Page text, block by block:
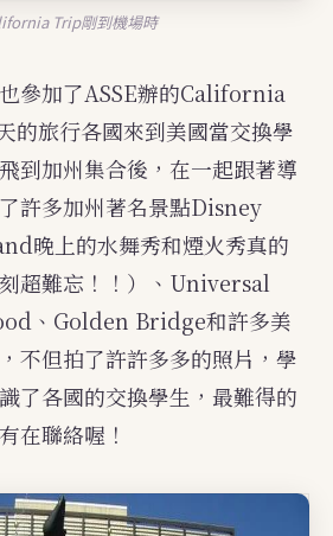
Trip剛到機場時
參加了ASSE辦的California
的旅行各國來到美國當交換學
到加州集合後，在一起跟著導
許多加州著名景點Disney
晚上的水舞秀和煙火秀真的
超難忘！！）、Universal
、Golden Bridge和許多美
不但拍了許許多多的照片，學
了各國的交換學生，最難得的
在聯絡喔！